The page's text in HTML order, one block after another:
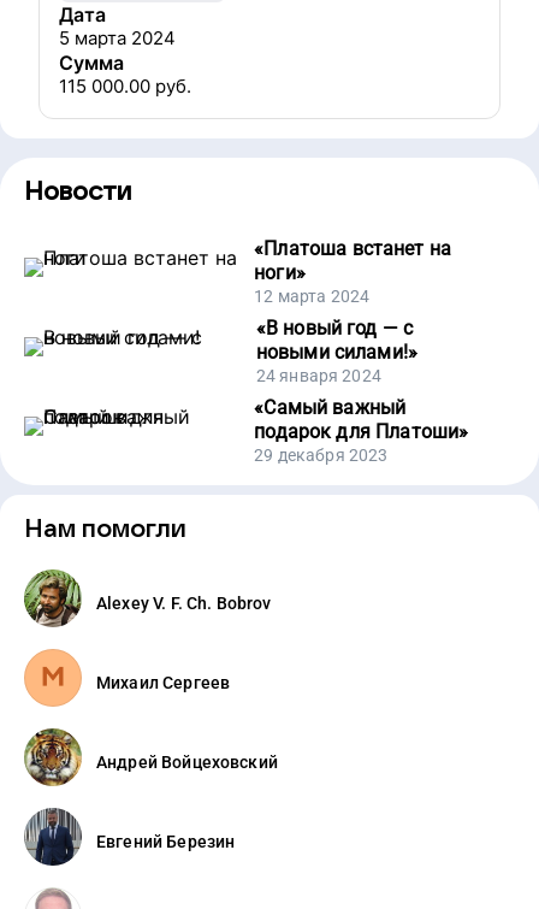
Дата
5 марта 2024
Сумма
115 000.00 руб.
Новости
«Платоша встанет на
ноги»
12 марта 2024
«В новый год — с
новыми силами!»
24 января 2024
«Самый важный
подарок для Платоши»
29 декабря 2023
Нам помогли
Alexey V. F. Ch. Bobrov
Михаил Сергеев
Андрей Войцеховский
Евгений Березин